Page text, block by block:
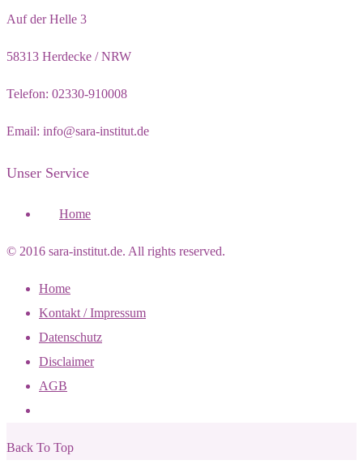
Auf der Helle 3
58313 Herdecke / NRW
Telefon: 02330-910008
Email: info@sara-institut.de
Unser Service
Home
© 2016 sara-institut.de. All rights reserved.
Home
Kontakt / Impressum
Datenschutz
Disclaimer
AGB
Back To Top